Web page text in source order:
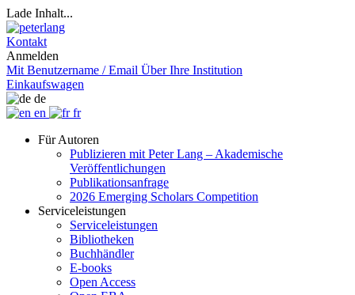
Lade Inhalt...
Kontakt
Anmelden
Mit Benutzername / Email Über Ihre Institution
Einkaufswagen
de
en
fr
Für Autoren
Publizieren mit Peter Lang – Akademische
Veröffentlichungen
Publikationsanfrage
2026 Emerging Scholars Competition
Serviceleistungen
Serviceleistungen
Bibliotheken
Buchhändler
E-books
Open Access